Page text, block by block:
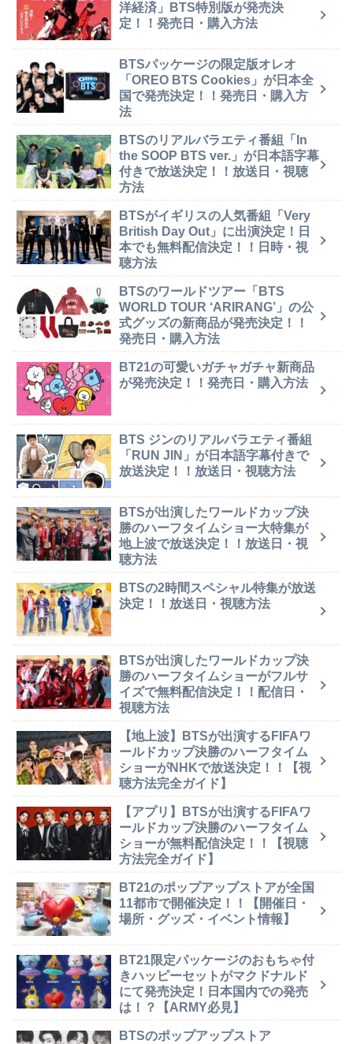
洋経済」BTS特別版が発売決
定！！発売日・購入方法
BTSパッケージの限定版オレオ
「OREO BTS Cookies」が日本全
国で発売決定！！発売日・購入方
法
BTSのリアルバラエティ番組「In
the SOOP BTS ver.」が日本語字幕
付きで放送決定！！放送日・視聴
方法
BTSがイギリスの人気番組「Very
British Day Out」に出演決定！日
本でも無料配信決定！！日時・視
聴方法
BTSのワールドツアー「BTS
WORLD TOUR ‘ARIRANG’」の公
式グッズの新商品が発売決定！！
発売日・購入方法
BT21の可愛いガチャガチャ新商品
が発売決定！！発売日・購入方法
BTS ジンのリアルバラエティ番組
「RUN JIN」が日本語字幕付きで
放送決定！！放送日・視聴方法
BTSが出演したワールドカップ決
勝のハーフタイムショー大特集が
地上波で放送決定！！放送日・視
聴方法
BTSの2時間スペシャル特集が放送
決定！！放送日・視聴方法
BTSが出演したワールドカップ決
勝のハーフタイムショーがフルサ
イズで無料配信決定！！配信日・
視聴方法
【地上波】BTSが出演するFIFAワ
ールドカップ決勝のハーフタイム
ショーがNHKで放送決定！！【視
聴方法完全ガイド】
【アプリ】BTSが出演するFIFAワ
ールドカップ決勝のハーフタイム
ショーが無料配信決定！！【視聴
方法完全ガイド】
BT21のポップアップストアが全国
11都市で開催決定！！【開催日・
場所・グッズ・イベント情報】
BT21限定パッケージのおもちゃ付
きハッピーセットがマクドナルド
にて発売決定！日本国内での発売
は！？【ARMY必見】
BTSのポップアップストア